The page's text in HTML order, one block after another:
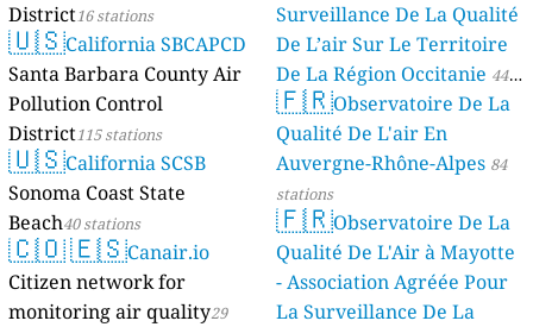
District16 stations
🇺🇸California SBCAPCD
Santa Barbara County Air
Pollution Control
District115 stations
🇺🇸California SCSB
Sonoma Coast State
Beach40 stations
🇨🇴🇪🇸Canair.io
Citizen network for
monitoring air quality29
Surveillance De La Qualité
De L’air Sur Le Territoire
De La Région Occitanie 44
stations
🇫🇷Observatoire De La
Qualité De L'air En
Auvergne-Rhône-Alpes 84
stations
🇫🇷Observatoire De La
Qualité De L'Air à Mayotte
- Association Agréée Pour
La Surveillance De La